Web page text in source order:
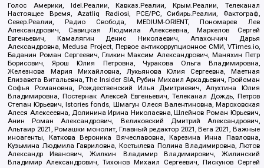
Голос Америки, Idel.Реалии, Кавказ.Реалии, Крым.Реалии, Телеканал
Настоящее Время, Azatliq Radiosi, PCE/PC, Сибирь.Реалии, Фактограф,
Север.Реалии, Радио Свобода, MEDIUM-ORIENT, Пономарев Лев
Александрович, Савицкая Людмила Алексеевна, Маркелов Сергей
Евгеньевич, Камалягин Денис Николаевич, Апахончич Дарья
Александровна, Medusa Project, Первое антикоррупционное СМИ, VTimes.io,
Баданин Роман Сергеевич, Гликин Максим Александрович, Маняхин Петр
Борисович, Ярош Юлия Петровна, Чуракова Ольга Владимировна,
Железнова Мария Михайловна, Лукьянова Юлия Сергеевна, Маетная
Елизавета Витальевна, The Insider SIA, Рубин Михаил Аркадьевич, Гройсман
Софья Романовна, Рождественский Илья Дмитриевич, Апухтина Юлия
Владимировна, Постернак Алексей Евгеньевич, Телеканал Дождь, Петров
Степан Юрьевич, Istories fonds, Шмагун Олеся Валентиновна, Мароховская
Алеся Алексеевна, Долинина Ирина Николаевна, Шлейнов Роман Юрьевич,
Анин Роман Александрович, Великовский Дмитрий Александрович,
Альтаир 2021, Ромашки монолит, Главный редактор 2021, Вега 2021, Важные
иноагенты, Каткова Вероника Вячеславовна, Карезина Инна Павловна,
Кузьмина Людмила Гавриловна, Костылева Полина Владимировна, Лютов
Александр Иванович, Жилкин Владимир Владимирович, Жилинский
Владимир Александрович, Тихонов Михаил Сергеевич, Пискунов Сергей